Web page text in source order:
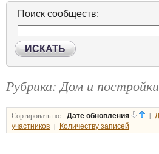
Поиск сообществ:
ИСКАТЬ
Рубрика: Дом и постройки
Сортировать по: Дате обновления |
участников | Количеству записей